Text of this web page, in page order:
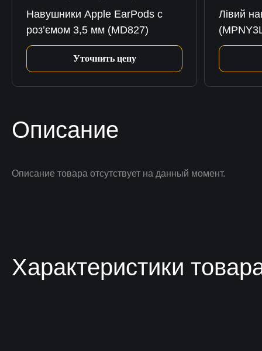
Навушники Apple EarPods с
роз’ємом 3,5 мм (MD827)
Уточнить цену
Лівий
Описание
Описание товара отсутствует на данный момент.
Характеристики